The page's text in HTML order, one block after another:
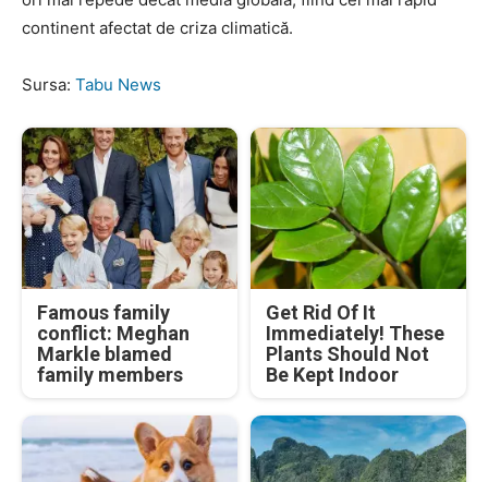
continent afectat de criza climatică.
Sursa: Tabu News
Famous family
conflict: Meghan
Markle blamed
family members
Get Rid Of It
Immediately! These
Plants Should Not
Be Kept Indoor